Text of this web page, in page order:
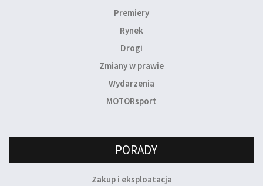
Premiery
Rynek
Drogi
Zmiany w prawie
Wydarzenia
MOTORsport
PORADY
Zakup i eksploatacja